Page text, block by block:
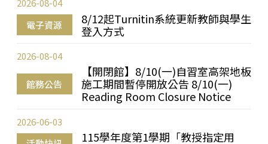
電子資源
8/12起Turnitin系統更新教師與學生
登入方式
2026-08-04
館務公告
【開閉館】8/10(一)自習室高架地板
施工期間暫停開放公告 8/10(一)
Reading Room Closure Notice
2026-08-04
115學年度第1學期「教授指定用
2026-06-03